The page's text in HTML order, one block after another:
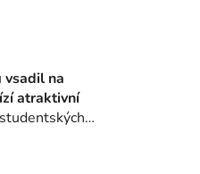
vsadil na
atraktivní